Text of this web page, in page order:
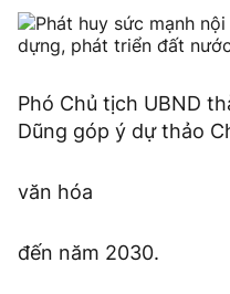
Phó Chủ tịch UBND
Dũng góp ý dự thảo
văn hóa
đến năm 2030.